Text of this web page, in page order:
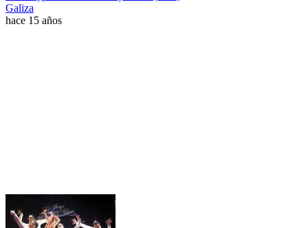
Galiza
hace 15 años